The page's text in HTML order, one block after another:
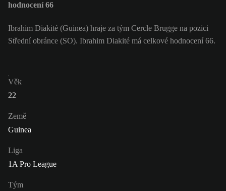
hodnocení 66
Ibrahim Diakité (Guinea) hraje za tým Cercle Brugge na pozici
Střední obránce (SO). Ibrahim Diakité má celkové hodnocení 66.
Věk
22
Země
Guinea
Liga
1A Pro League
Tým